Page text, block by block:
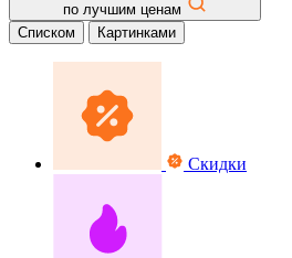
по лучшим ценам
Списком
Картинками
Скидки